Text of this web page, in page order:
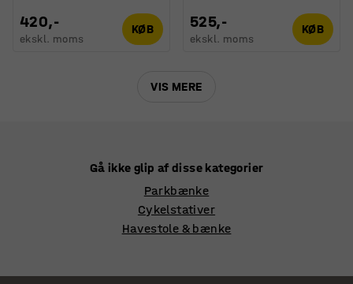
420,-
ekskl. moms
KØB 525,-
ekskl. moms
KØB
VIS MERE
Gå ikke glip af disse kategorier
Parkbænke
Cykelstativer
Havestole & bænke